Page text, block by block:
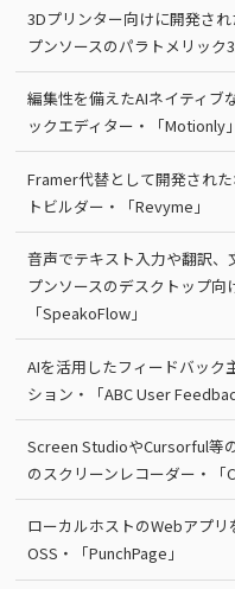
3Dプリンター向けに開発さ
プンソースのパラトメリック
編集性を備えたAIネイティブ
ックエディター・「Motionly」
Framer代替として開発され
トビルダー・「Revyme」
音声でテキスト入力や翻訳
プンソースのデスクトップ向
「SpeakoFlow」
AIを活用したフィードバック
ション・「ABC User
Screen StudioやCursorful等
のスクリーンレコーダー・「
ローカルホストのWebアプ
OSS・「PunchPage」